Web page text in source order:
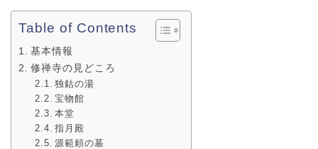
Table of Contents
基本情報
修禅寺の見どころ
独鈷の湯
宝物館
本堂
指月殿
源範頼の墓